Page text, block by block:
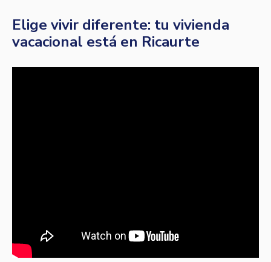
Elige vivir diferente: tu vivienda
vacacional está en Ricaurte